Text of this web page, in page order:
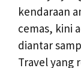
kendaraan
cemas, kini
diantar
Travel yang